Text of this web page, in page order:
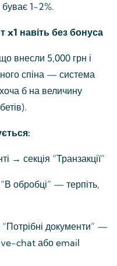
1-2%.
x1 навіть без бонуса
внесли 5,000 грн і
спіна — система
б на величину
→ секція “Транзакції”
обробці” — терпіть,
документи” —
live-chat або email